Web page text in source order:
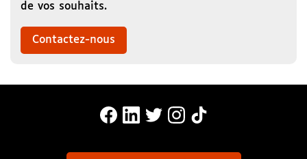
de vos souhaits.
Contactez-nous
MonaLira Sur Facebook (nouvelle
MonaLira Sur Linkedin
MonaLira Sur Twitter
MonaLira Sur